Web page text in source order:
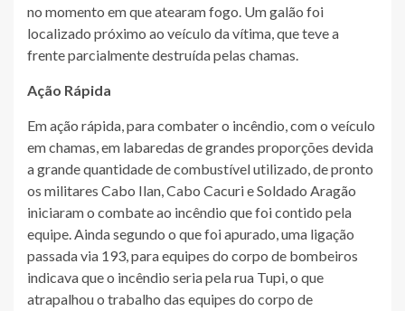
no momento em que atearam fogo. Um galão foi
localizado próximo ao veículo da vítima, que teve a
frente parcialmente destruída pelas chamas.
Ação Rápida
Em ação rápida, para combater o incêndio, com o veículo
em chamas, em labaredas de grandes proporções devida
a grande quantidade de combustível utilizado, de pronto
os militares Cabo Ilan, Cabo Cacuri e Soldado Aragão
iniciaram o combate ao incêndio que foi contido pela
equipe. Ainda segundo o que foi apurado, uma ligação
passada via 193, para equipes do corpo de bombeiros
indicava que o incêndio seria pela rua Tupi, o que
atrapalhou o trabalho das equipes do corpo de